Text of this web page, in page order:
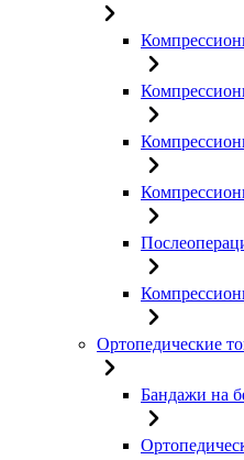
Ортопедические
Бандажи на